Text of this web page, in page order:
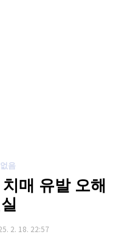
음
매 유발 오해
2. 18. 22:57